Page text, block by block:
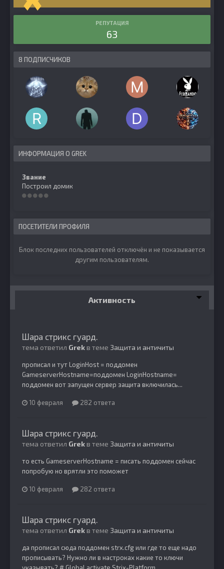
РЕПУТАЦИЯ
63
8 ПОДПИСЧИКОВ
ИНФОРМАЦИЯ О GREK
Звание
Построил домик
ПОСЕТИТЕЛИ ПРОФИЛЯ
Блок последних пользователей отключён и не показывается
другим пользователям.
Активность
Шара стрикс гуард.
тема ответил Grekв теме Защита и античиты
прописал и тут LoginHost = поддомен
GameserverHostname=поддомен LoginHostname=
поддомен вот запущен сервер защита включилась...
10 февраля 282 ответа
Шара стрикс гуард.
тема ответил Grekв теме Защита и античиты
то есть GameserverHostname = писать поддомен сейчас
попробую но врятли это поможет
10 февраля 282 ответа
Шара стрикс гуард.
тема ответил Grekв теме Защита и античиты
да прописал сюда поддомен strx.cfg или где то еще надо
прописывать? Нужно ли в настроках какие то ключи
указывать? # Global activate Strix-Platform...